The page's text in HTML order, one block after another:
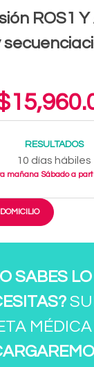
ROS1
RESULTADOS
10 días hábiles
mañana Sábado a
SABES
MÉDICA